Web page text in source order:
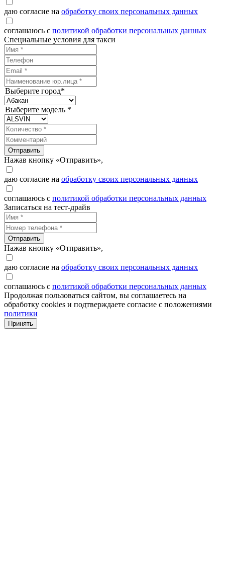
даю согласие на обработку своих персональных данных
соглашаюсь с политикой обработки персональных данных
Специальные условия для такси
Выберите город*
Выберите модель *
Отправить
Нажав кнопку «Отправить»,
даю согласие на обработку своих персональных данных
соглашаюсь с политикой обработки персональных данных
Записаться на тест-драйв
Отправить
Нажав кнопку «Отправить»,
даю согласие на обработку своих персональных данных
соглашаюсь с политикой обработки персональных данных
Продолжая пользоваться сайтом, вы соглашаетесь на
обработку cookies и подтверждаете согласие с положениями
политики
Принять